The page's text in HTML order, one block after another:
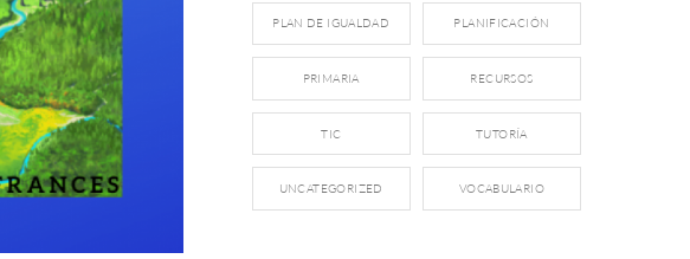
PLAN DE IGUALDAD PLANIFICACIÓN
PRIMARIA RECURSOS
TIC TUTORÍA
UNCATEGORIZED VOCABULARIO